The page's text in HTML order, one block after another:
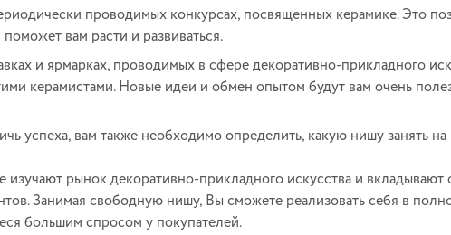
проводимых конкурсах, посвященных керамике. Это
вам расти и развиваться.
и ярмарках, проводимых в сфере декоративно-прикладного
керамистами. Новые идеи и обмен опытом будут вам очень
успеха, вам также необходимо определить, какую нишу занять
изучают рынок декоративно-прикладного искусства и
Занимая свободную нишу, Вы сможете реализовать себя в
большим спросом у покупателей.